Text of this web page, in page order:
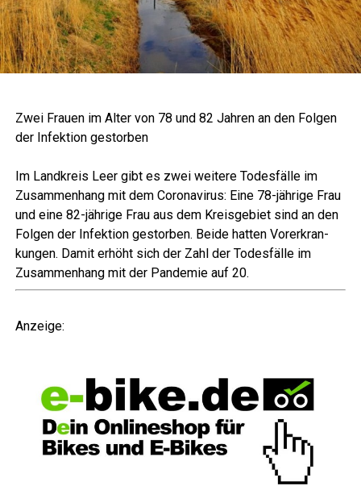
Zwei Frau­en im Alter von 78 und 82 Jah­ren an den Fol­gen
der Infek­ti­on gestorben
Im Land­kreis Leer gibt es zwei wei­te­re Todes­fäl­le im
Zusam­men­hang mit dem Coro­na­vi­rus: Eine 78-jäh­ri­ge Frau
und eine 82-jäh­ri­ge Frau aus dem Kreis­ge­biet sind an den
Fol­gen der Infek­ti­on gestor­ben. Bei­de hat­ten Vor­er­kran­
kun­gen. Damit erhöht sich der Zahl der Todes­fäl­le im
Zusam­men­hang mit der Pan­de­mie auf 20.
Anzei­ge: